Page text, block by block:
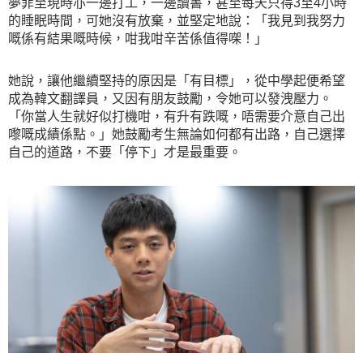
夢菲至現時亦一邊打工，一邊讀書，甚至每天只得3至4小時
的睡眠時間，可她沒有放棄，並堅定地說：「我見到我努力
嘅係有結果嘅時候，咁我咁辛苦係值得㗎！」
她說，讓他繼續堅持的原因是「有目標」，從中學起便希望
成為韓文翻譯員，又因有朋友鼓勵，令她可以發洩壓力。
「你當人生就好似打機咁，有升有跌嘅，唔需要介意自己出
嚟嘅成績係點。」她鼓勵考生無論如何都有出路，自己選擇
自己的道路，不要「停下」才是最重要。